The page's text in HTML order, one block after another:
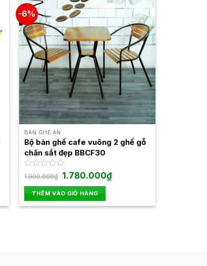
-6%
BÀN GHẾ ĂN
Bộ bàn ghế cafe vuông 2 ghế gỗ
chân sắt đẹp BBCF30
Được
hạng
0
5
1.900.000₫ Giá
gốc
là:
1.900.000₫.
1.780.000₫Giá
hiện
THÊM VÀO GIỎ HÀNG